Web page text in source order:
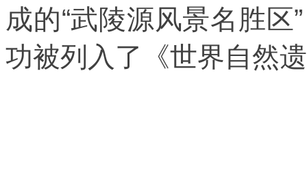
成的“武陵源风景名胜
功被列入了《世界自然